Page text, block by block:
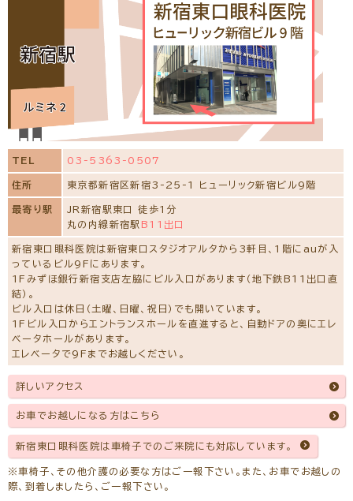
新川医師の池袋の専門治療を予約する
常勤 長谷川 二三代 (日本眼科学会認定 眼科専門医)
所属学会
日本眼科学会、日本弱視斜視学会、日本神経眼科学会
経歴
平成4年 帝京大学医学部卒業
帝京大学医学部麻酔科学教室入局
平成6年 東京警察病院麻酔科派遣勤務・麻酔標榜医取得
平成7年 帝京大学医学部眼科学教室入局
平成9年 社会福祉法人 聖母会 聖母病院派遣勤務
平成12年 日本眼科学会眼科専門医取得
平成14年 聖母病院眼科医長
平成15年 医学博士取得
平成27年 社会福祉法人 聖母会 聖母病院退職
令和2年4月～ 新宿東口眼科医院 常勤医師就任
主な論文
眼科臨床医報 第91巻 第４号（１９９７年４月）学校における
眼外傷の後遺症について
眼科臨床医報 第99巻 第5号（2005年5月）白内障術後に
周期性が消失した周期性上下斜視の１例
帝京医学雑誌 第２６巻 第３号（２００３年５月）間歇性外斜視
に対する遮蔽試験における眼球運動の定量的解析
※初めての方でもご予約可能です。
一般外来予約をする
TEL 03-5363-0507
住所 東京都新宿区新宿3-25-1 ヒューリック新宿ビル9階
最寄り駅
JR新宿駅東口 徒歩1分
丸の内線新宿駅 B11出口
新宿東口眼科医院は新宿東口スタジオアルタから3軒目、1階にauが入
っているビル9Fにあります。
1Fみずほ銀行新宿支店左脇にビル入口があります（地下鉄B11出口直
結）。
ビル入口は休日（土曜、日曜、祝日）でも開いています。
1Fビル入口からエントランスホールを直進すると、自動ドアの奥にエレ
ベータホールがあります。
エレベータで9Fまでお越しください。
詳しいアクセス
お車でお越しになる方はこちら
新宿東口眼科医院は車椅子でのご来院にも対応しています。
※車椅子、その他介護の必要な方はご一報下さい。また、お車でお越しの
際、到着しましたら、ご一報下さい。